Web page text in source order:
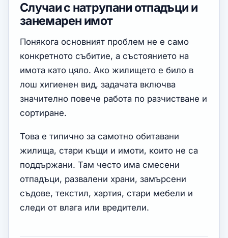
Случаи с натрупани отпадъци и
занемарен имот
Понякога основният проблем не е само
конкретното събитие, а състоянието на
имота като цяло. Ако жилището е било в
лош хигиенен вид, задачата включва
значително повече работа по разчистване и
сортиране.
Това е типично за самотно обитавани
жилища, стари къщи и имоти, които не са
поддържани. Там често има смесени
отпадъци, развалени храни, замърсени
съдове, текстил, хартия, стари мебели и
следи от влага или вредители.